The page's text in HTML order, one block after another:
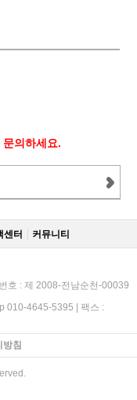
의하세요.
센터 커뮤니티
호 : 제 2008-전남순천-00039
010-4645-5395 | 팩스 :
방침